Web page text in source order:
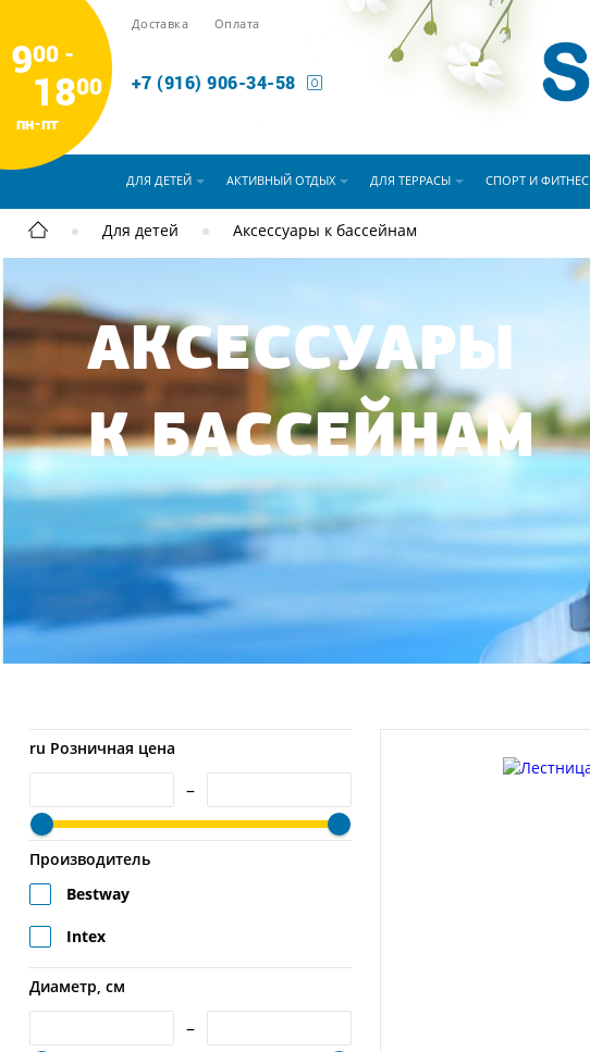
900 -
1800
пн-пт
Доставка Оплата
+7 (916) 906-34-58
ДЛЯ ДЕТЕЙ АКТИВНЫЙ ОТДЫХ ДЛЯ ТЕРРАСЫ СПОРТ И ФИТНЕС
Для детей Аксессуары к бассейнам
АКСЕССУАРЫ
К БАССЕЙНАМ
ru Розничная цена
–
Производитель
Bestway
Intex
Диаметр, см
–